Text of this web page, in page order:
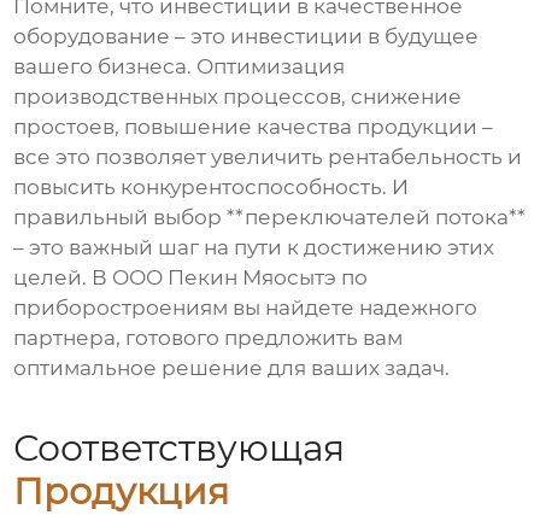
Помните, что инвестиции в качественное
оборудование – это инвестиции в будущее
вашего бизнеса. Оптимизация
производственных процессов, снижение
простоев, повышение качества продукции –
все это позволяет увеличить рентабельность и
повысить конкурентоспособность. И
правильный выбор **переключателей потока**
– это важный шаг на пути к достижению этих
целей. В ООО Пекин Мяосытэ по
приборостроениям вы найдете надежного
партнера, готового предложить вам
оптимальное решение для ваших задач.
Соответствующая
Продукция